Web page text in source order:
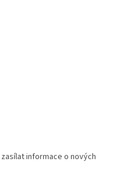
informace o nových